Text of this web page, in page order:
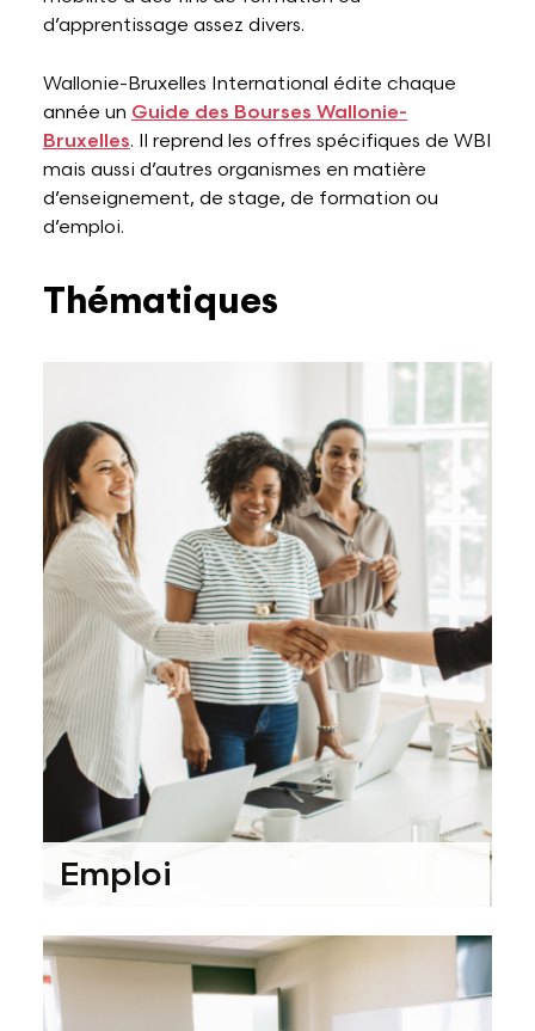
d’apprentissage assez divers.
Wallonie-Bruxelles International édite chaque
année un Guide des Bourses Wallonie-
Bruxelles. Il reprend les offres spécifiques de WBI
mais aussi d’autres organismes en matière
d’enseignement, de stage, de formation ou
d’emploi.
Thématiques
Emploi
Mode
Musique
Théâtre, Cirque et Arts de la rue,
Recherche & innovation
Les Belges Histoires